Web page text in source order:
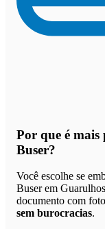
Por que é
Buser?
Você escolhe se
Buser em
documento com
sem burocracias.